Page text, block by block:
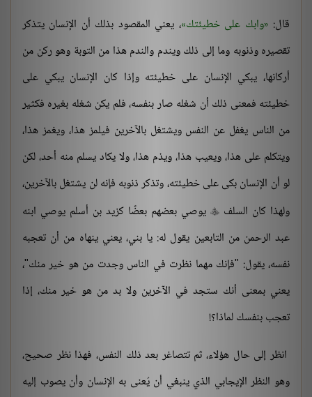
قال: وابك على خطيئتك ، يعني المقصود بذلك أن الإنسان يتذكر
تقصيره وذنوبه وما إلى ذلك ويندم والندم هذا من التوبة وهو ركن من
أركانها، يبكي الإنسان على خطيئته وإذا كان الإنسان يبكي على
خطيئته فمعنى ذلك أن شغله صار بنفسه، فلم يكن شغله بغيره فكثير
من الناس يغفل عن النفس ويشتغل بالآخرين فيلمز هذا، ويغمز هذا،
ويتكلم على هذا، ويعيب هذا، ويذم هذا، ولا يكاد يسلم منه أحد، لكن
لو أن الإنسان بكى على خطيئته، وتذكر ذنوبه فإنه لن يشتغل بالآخرين،
ولهذا كان السلف  يوصي بعضهم بعضًا كزيد بن أسلم يوصي ابنه
عبد الرحمن من التابعين يقول له: يا بني، يعني ينهاه من أن تعجبه
نفسه، يقول: "فإنك مهما نظرت في الناس وجدت من هو خير منك"،
يعني بمعنى أنك ستجد في الآخرين ولا بد من هو خير منك، إذا
تعجب بنفسك لماذا؟!
انظر إلى حال هؤلاء، ثم تتصاغر بعد ذلك النفس، فهذا نظر صحيح،
وهو النظر الإيجابي الذي ينبغي أن يُعنى به الإنسان وأن يصوب إليه